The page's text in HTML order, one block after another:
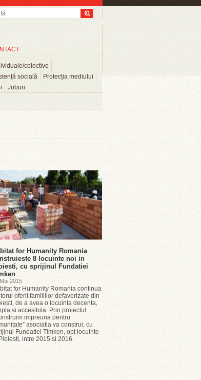
colective
socială
Protecția mediului
Joburi
for Humanity Romania
8 locuinte noi in
cu sprijinul Fundatiei
2015
for Humanity Romania continua
oferit familiilor defavorizate din
de a avea o locuinta decenta,
si accesibila. Prin proiectul
impreuna pentru
asociatia va construi, cu
Fundatiei Timken, opt locuinte
intre 2015 si 2016.